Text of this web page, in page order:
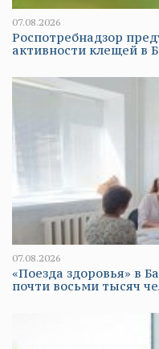
07.08.2026
Роспотребнадзор
активности клещей в
07.08.2026
«Поезда здоровья» в
почти восьми тысяч